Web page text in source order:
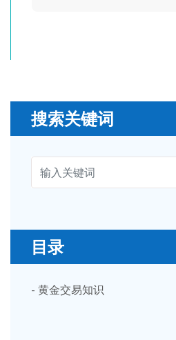
搜索关键词
目录
- 黄金交易知识